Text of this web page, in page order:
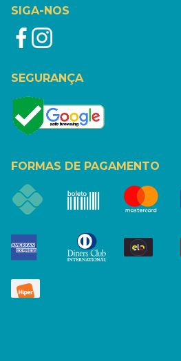
SIGA-NOS
SEGURANÇA
FORMAS DE PAGAMENTO